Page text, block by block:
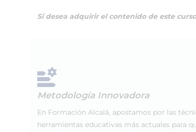
Si desea adquirir el contenido de este
Metodología Innovadora
En Formación Alcalá, apostamos por las
herramientas educativas más actuales para